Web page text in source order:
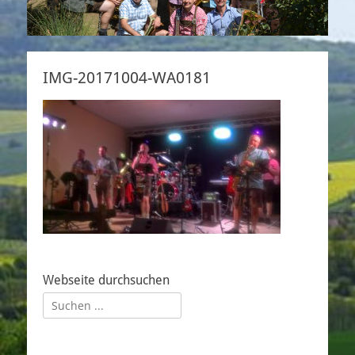
IMG-20171004-WA0181
Webseite durchsuchen
Suchen
nach: